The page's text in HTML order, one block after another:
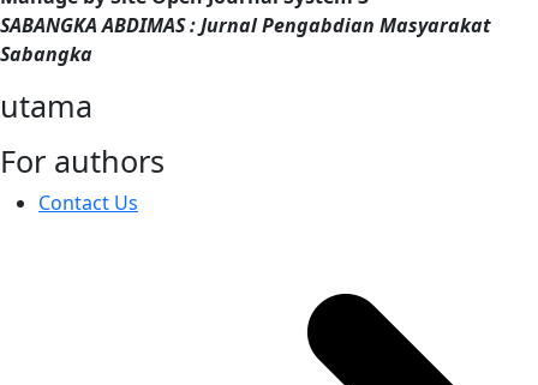
SABANGKA ABDIMAS : Jurnal Pengabdian Masyarakat
Sabangka
utama
For authors
Contact Us